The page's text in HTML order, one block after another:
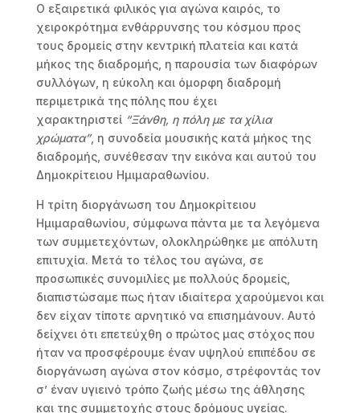
Ο εξαιρετικά φιλικός για αγώνα καιρός, το
χειροκρότημα ενθάρρυνσης του κόσμου προς
τους δρομείς στην κεντρική πλατεία και κατά
μήκος της διαδρομής, η παρουσία των διαφόρων
συλλόγων, η εύκολη και όμορφη διαδρομή
περιμετρικά της πόλης που έχει
χαρακτηριστεί “Ξάνθη, η πόλη με τα χίλια
χρώματα”, η συνοδεία μουσικής κατά μήκος της
διαδρομής, συνέθεσαν την εικόνα και αυτού του
Δημοκρίτειου Ημιμαραθωνίου.
Η τρίτη διοργάνωση του Δημοκρίτειου
Ημιμαραθωνίου, σύμφωνα πάντα με τα λεγόμενα
των συμμετεχόντων, ολοκληρώθηκε με απόλυτη
επιτυχία. Μετά το τέλος του αγώνα, σε
προσωπικές συνομιλίες με πολλούς δρομείς,
διαπιστώσαμε πως ήταν ιδιαίτερα χαρούμενοι και
δεν είχαν τίποτε αρνητικό να επισημάνουν. Αυτό
δείχνει ότι επετεύχθη ο πρώτος μας στόχος που
ήταν να προσφέρουμε έναν υψηλού επιπέδου σε
διοργάνωση αγώνα στον κόσμο, στρέφοντάς τον
σ’ έναν υγιεινό τρόπο ζωής μέσω της άθλησης
και της συμμετοχής στους δρόμους υγείας.